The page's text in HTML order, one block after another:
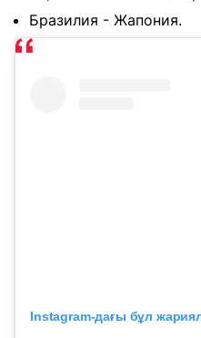
Бразилия - Жапония.
Instagram-дағы бұл